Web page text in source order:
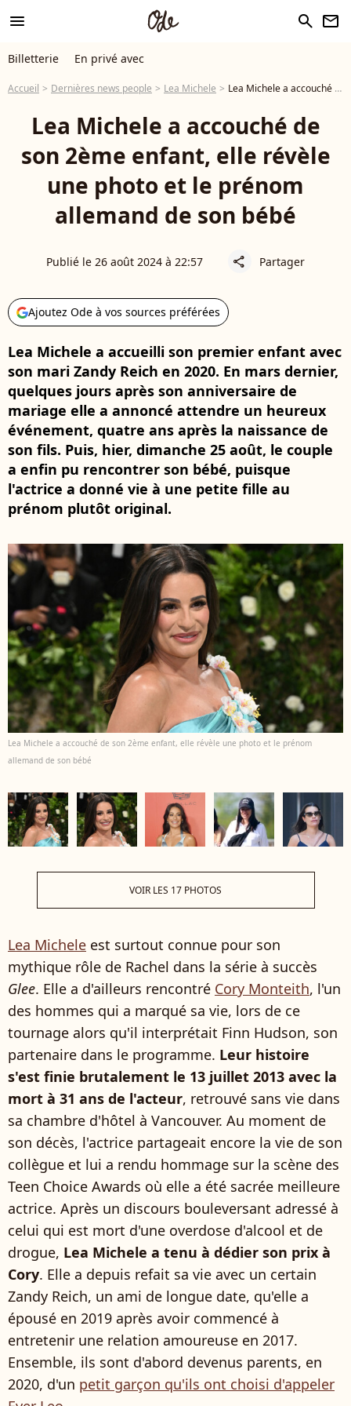
menu search newsletter
Billetterie En privé avec
Accueil Dernières news people Lea Michele Lea Michele a accouché de son 2ème enfant, elle révèle une photo et le prénom allemand de son bébé
Lea Michele a accouché de
son 2ème enfant, elle révèle
une photo et le prénom
allemand de son bébé
Publié le 26 août 2024 à 22:57 share Partager
Ajoutez Ode à vos sources préférées
Lea Michele a accueilli son premier enfant avec
son mari Zandy Reich en 2020. En mars dernier,
quelques jours après son anniversaire de
mariage elle a annoncé attendre un heureux
événement, quatre ans après la naissance de
son fils. Puis, hier, dimanche 25 août, le couple
a enfin pu rencontrer son bébé, puisque
l'actrice a donné vie à une petite fille au
prénom plutôt original.
Lea Michele a accouché de son 2ème enfant, elle révèle une photo et le prénom
allemand de son bébé
VOIR LES 17 PHOTOS
Lea Michele est surtout connue pour son
mythique rôle de Rachel dans la série à succès
Glee. Elle a d'ailleurs rencontré Cory Monteith, l'un
des hommes qui a marqué sa vie, lors de ce
tournage alors qu'il interprétait Finn Hudson, son
partenaire dans le programme. Leur histoire
s'est finie brutalement le 13 juillet 2013 avec la
mort à 31 ans de l'acteur, retrouvé sans vie dans
sa chambre d'hôtel à Vancouver. Au moment de
son décès, l'actrice partageait encore la vie de son
collègue et lui a rendu hommage sur la scène des
Teen Choice Awards où elle a été sacrée meilleure
actrice. Après un discours bouleversant adressé à
celui qui est mort d'une overdose d'alcool et de
drogue, Lea Michele a tenu à dédier son prix à
Cory. Elle a depuis refait sa vie avec un certain
Zandy Reich, un ami de longue date, qu'elle a
épousé en 2019 après avoir commencé à
entretenir une relation amoureuse en 2017.
Ensemble, ils sont d'abord devenus parents, en
2020, d'un petit garçon qu'ils ont choisi d'appeler